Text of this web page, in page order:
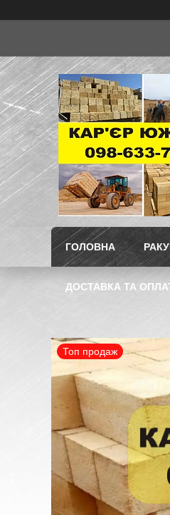
ГОЛОВНА
ДОСТАВКА ТА
Топ продаж